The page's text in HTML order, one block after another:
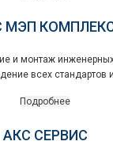
МЭП
и монтаж
всех стандартов
Подробнее
АКС СЕРВИС